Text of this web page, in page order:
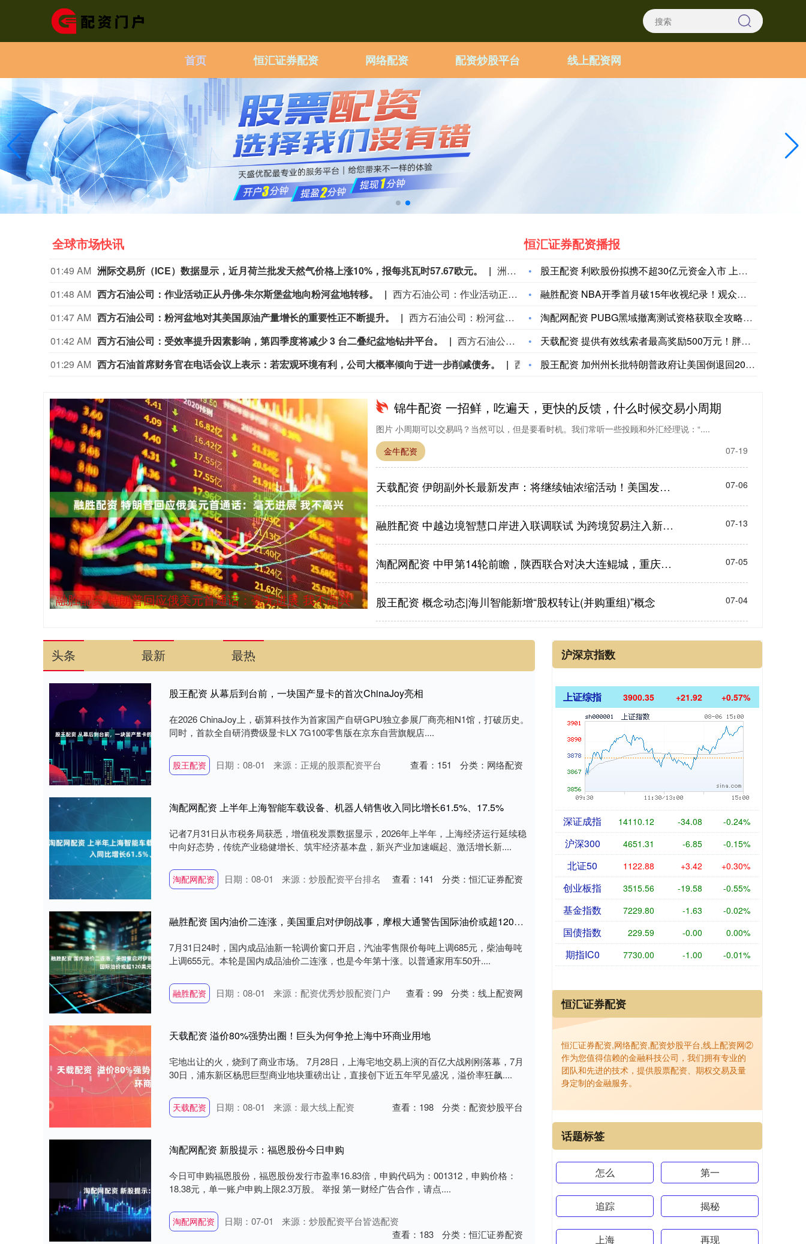
首页 恒汇证券配资 网络配资 配资炒股平台 线上配资网
全球市场快讯
01:49 AM 洲际交易所（ICE）数据显示，近月荷兰批发天然气价格上涨10%，报每兆瓦时57.67欧元。
洲际交易所（ICE）数据显示，近月荷兰批发天然气价格上涨10%，报每兆瓦时57.67欧元。
01:48 AM 西方石油公司：作业活动正从丹佛‑朱尔斯堡盆地向粉河盆地转移。
西方石油公司：作业活动正从丹佛‑朱尔斯堡盆地向粉河盆地转移。
01:47 AM 西方石油公司：粉河盆地对其美国原油产量增长的重要性正不断提升。
西方石油公司：粉河盆地对其美国原油产量增长的重要性正不断提升。
01:42 AM 西方石油公司：受效率提升因素影响，第四季度将减少 3 台二叠纪盆地钻井平台。
西方石油公司：受效率提升因素影响，第四季度将减少 3 台二叠纪盆地钻井平台。
01:29 AM 西方石油首席财务官在电话会议上表示：若宏观环境有利，公司大概率倾向于进一步削减债务。 西方石油首席财务官在电话会议上表示：若宏观环境有利，公司大概率倾向于进一步削减债务。
恒汇证券配资播报
股王配资 利欧股份拟携不超30亿元资金入市 上市公司投资需坚
融胜配资 NBA开季首月破15年收视纪录！观众总数超6000
淘配网配资 PUBG黑域撤离测试资格获取全攻略及加速器优化指
天载配资 提供有效线索者最高奖励500万元！胖东来出手打假
股王配资 加州州长批特朗普政府让美国倒退回20世纪60年代前
融胜配资 特朗普回应俄美元首通话：毫无进展 我不高兴
锦牛配资 一招鲜，吃遍天，更快的反馈，什么时候交易小周期
图片 小周期可以交易吗？当然可以，但是要看时机。我们常听一些投顾和外汇经理说：“....
07-19
金牛配资
天载配资 伊朗副外长最新发声：将继续铀浓缩活动！美国发布与伊朗石油贸易相关制裁措施，布油盘中一度跌超1% 07-06
融胜配资 中越边境智慧口岸进入联调联试 为跨境贸易注入新动能 07-13
淘配网配资 中甲第14轮前瞻，陕西联合对决大连鲲城，重庆铜梁龙挑战苏州东吴_对阵_平果_支云 07-05
股王配资 概念动态|海川智能新增“股权转让(并购重组)”概念 07-04
头条 最新 最热
股王配资 从幕后到台前，一块国产显卡的首次ChinaJoy亮相
在2026 ChinaJoy上，砺算科技作为首家国产自研GPU独立参展厂商亮相N1馆，打破历史。
同时，首款全自研消费级显卡LX 7G100零售版在京东自营旗舰店....
股王配资 日期：08-01 来源：正规的股票配资平台 查看： 151 分类： 网络配资
淘配网配资 上半年上海智能车载设备、机器人销售收入同比增长61.5%、17.5%
记者7月31日从市税务局获悉，增值税发票数据显示，2026年上半年，上海经济运行延续稳
中向好态势，传统产业稳健增长、筑牢经济基本盘，新兴产业加速崛起、激活增长新....
淘配网配资 日期：08-01 来源：炒股配资平台排名 查看： 141 分类：恒汇证券配资
融胜配资 国内油价二连涨，美国重启对伊朗战事，摩根大通警告国际油价或超120美元
7月31日24时，国内成品油新一轮调价窗口开启，汽油零售限价每吨上调685元，柴油每吨
上调655元。本轮是国内成品油价二连涨，也是今年第十涨。以普通家用车50升....
融胜配资 日期：08-01 来源：配资优秀炒股配资门户 查看： 99 分类： 线上配资网
天载配资 溢价80%强势出圈！巨头为何争抢上海中环商业用地
宅地出让的火，烧到了商业市场。 7月28日，上海宅地交易上演的百亿大战刚刚落幕，7月
30日，浦东新区杨思巨型商业地块重磅出让，直接创下近五年罕见盛况，溢价率狂飙....
天载配资 日期：08-01 来源：最大线上配资 查看： 198 分类： 配资炒股平台
淘配网配资 新股提示：福恩股份今日申购
今日可申购福恩股份，福恩股份发行市盈率16.83倍，申购代码为：001312，申购价格：
18.38元，单一账户申购上限2.3万股。 举报 第一财经广告合作，请点....
淘配网配资 日期：07-01
来源：炒股配资平台皆选配资
查看： 183 分类：恒汇证券配资
沪深京指数
上证综指 3900.35 +21.92 +0.57%
深证成指 14110.12 -34.08 -0.24%
沪深300 4651.31 -6.85 -0.15%
北证50 1122.88 +3.42 +0.30%
创业板指 3515.56 -19.58 -0.55%
基金指数 7229.80 -1.63 -0.02%
国债指数 229.59 -0.00 0.00%
期指IC0 7730.00 -1.00 -0.01%
恒汇证券配资
恒汇证券配资,网络配资,配资炒股平台,线上配资网②
作为您值得信赖的金融科技公司，我们拥有专业的
团队和先进的技术，提供股票配资、期权交易及量
身定制的金融服务。
话题标签
怎么 第一
追踪 揭秘
上海 再现